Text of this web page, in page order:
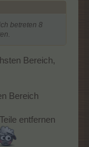
betreten 8
Bereich,
Bereich
entfernen